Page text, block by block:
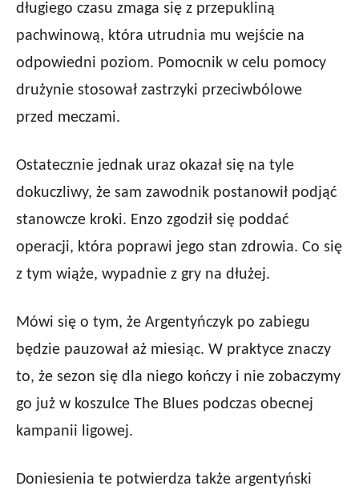
długiego czasu zmaga się z przepukliną
pachwinową, która utrudnia mu wejście na
odpowiedni poziom. Pomocnik w celu pomocy
drużynie stosował zastrzyki przeciwbólowe
przed meczami.
Ostatecznie jednak uraz okazał się na tyle
dokuczliwy, że sam zawodnik postanowił podjąć
stanowcze kroki. Enzo zgodził się poddać
operacji, która poprawi jego stan zdrowia. Co się
z tym wiąże, wypadnie z gry na dłużej.
Mówi się o tym, że Argentyńczyk po zabiegu
będzie pauzował aż miesiąc. W praktyce znaczy
to, że sezon się dla niego kończy i nie zobaczymy
go już w koszulce The Blues podczas obecnej
kampanii ligowej.
Doniesienia te potwierdza także argentyński